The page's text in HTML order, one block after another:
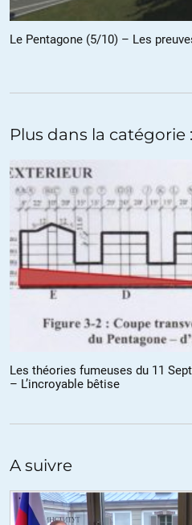
Le Pentagone (5/10) – Les
Plus dans la catégorie :
Les théories fumeuses du 11
– L’incroyable bêtise
A suivre